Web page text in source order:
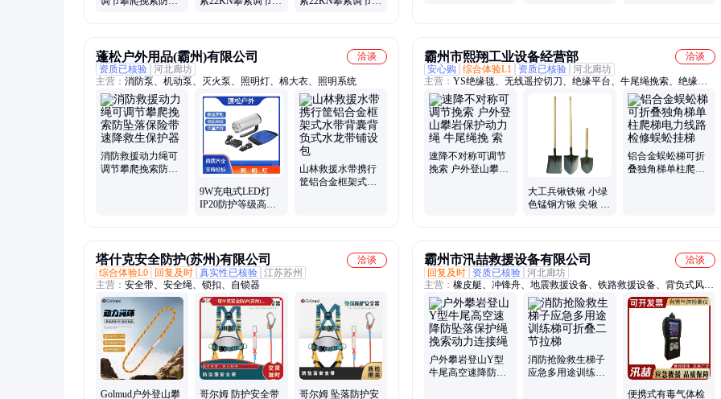
蓬松户外用品(霸州)有限公司
洽谈
资质已核验 河北廊坊
主营： 消防泵、机动泵、灭火泵、照明灯、棉大衣、照明系统
消防救援动力绳可
调节攀爬挽索防坠
9W充电式LED灯
IP20防护等级高亮
山林救援水带携行
筐铝合金框架式水
霸州市熙翔工业设备经营部
洽谈
安心购
综合体验L1 资质已核验 河北廊坊
主营： YS绝缘毯、无线遥控切刀、绝缘平台、牛尾绳挽索、绝缘锁
杆、导线遮蔽罩
速降不对称可调节
挽索 户外登山攀岩
大工兵锹铁锹 小绿
色锰钢方锹 尖锹 抗
铝合金蜈蚣梯可折
叠独角梯单柱爬梯
塔什克安全防护(苏州)有限公司
洽谈
综合体验L0
回复及时 真实性已核验 江苏苏州
主营： 安全带、安全绳、锁扣、自锁器
Golmud户外登山攀 哥尔姆 防护安全带 哥尔姆 坠落防护安
霸州市汛喆救援设备有限公司
洽谈
回复及时
资质已核验 河北廊坊
主营： 橡皮艇、冲锋舟、地震救援设备、铁路救援设备、背负式风力
灭火机、油锯、手提式强光照明灯、棉大衣、一级防化服、消防隔热
服、激流救生衣、水上救援飞翼、高压细水雾、水上救援机器人、消
防救援飞翼、救生圈、隔热防护服、高温隔热服、重型防化服、防化
服、棉服、防寒服、照明灯、强光照明灯、风力灭火机
户外攀岩登山Y型
牛尾高空速降防坠
消防抢险救生梯子
应急多用途训练梯
便携式有毒气体检